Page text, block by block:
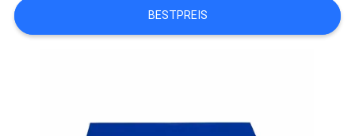
UNS
IN
NACHRICHTEN
BESTPREIS